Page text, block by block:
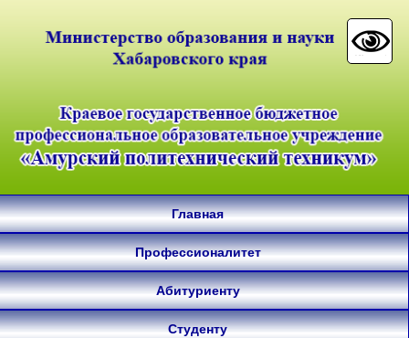
Главная
Профессионалитет
Абитуриенту
Студенту